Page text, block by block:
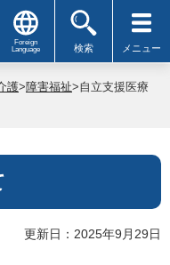
Foreign
Language
検索 メニュー
護>障害福祉>自立支援医療
更新日：2025年9月29日